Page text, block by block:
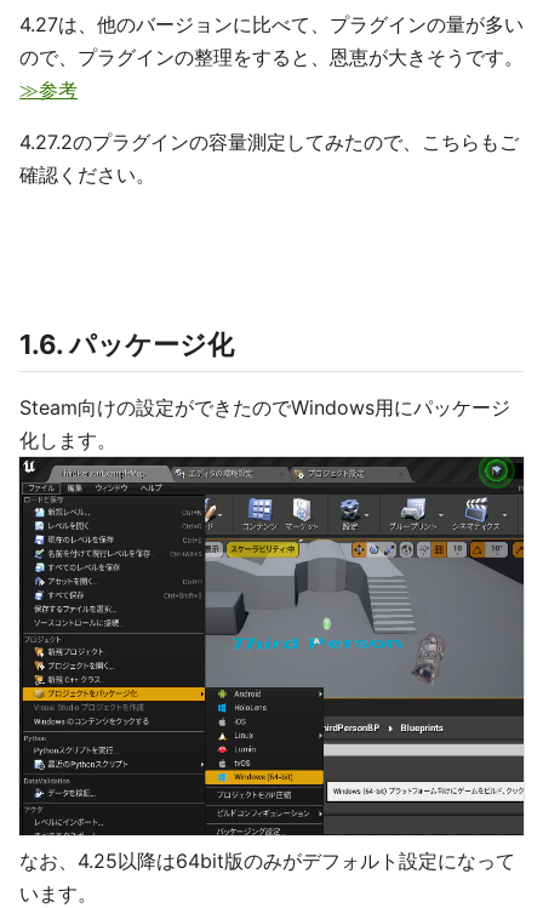
4.27は、他のバージョンに比べて、プラグインの量が多い
ので、プラグインの整理をすると、恩恵が大きそうです。
≫参考
4.27.2のプラグインの容量測定してみたので、こちらもご
確認ください。
1.6. パッケージ化
Steam向けの設定ができたのでWindows用にパッケージ
化します。
なお、4.25以降は64bit版のみがデフォルト設定になって
います。